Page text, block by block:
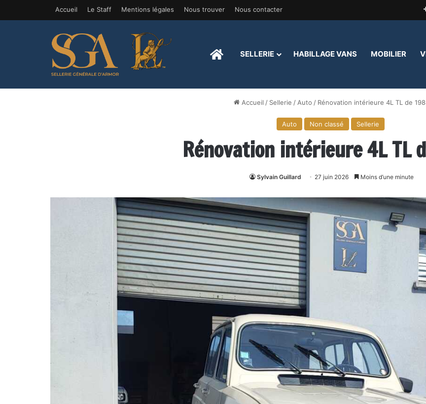
Accueil Le Staff Mentions légales Nous trouver Nous contacter
ACCUEILSELLERIE HABILLAGE VANS MOBILIER
Accueil / Sellerie / Auto / Rénovation intérieure 4L TL de
Auto Non classé Sellerie
Rénovation intérieure 4L TL
Sylvain Guillard 27 juin 2026 Moins d’une minute